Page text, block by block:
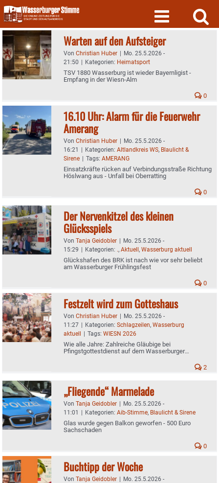
Skip
to
content
Warten auf den Aufsteiger
Von Christian Huber | Mo. 25.5.2026 -
21:50 | Kategorien: Heimatsport
TSV 1880 Wasserburg ist wieder Bayernligist -
Empfang in der Wiesn-Alm
0
16.10 Uhr: Alarm für die Feuerwehr
Amerang
Von Christian Huber | Mo. 25.5.2026 -
16:21 | Kategorien: Altlandkreis WS, Blaulicht &
Sirene | Tags: AMERANG
Einsatzkräfte rücken auf Verbindungsstraße Richtung
Höslwang aus - Unfall bei Oberratting
0
Der Nervenkitzel des kleinen
Glücksspiels
Von Tanja Geidobler | Mo. 25.5.2026 -
15:29 | Kategorien: ., Aktuell, Wasserburg aktuell
Glückshafen des BRK ist nach wie vor sehr beliebt
am Wasserburger Frühlingsfest
0
Festzelt wird zum Gotteshaus
Von Christian Huber | Mo. 25.5.2026 -
11:27 | Kategorien: Schlagzeilen, Wasserburg
aktuell | Tags: WIESN 2026
Wie alle Jahre: Zahlreiche Gläubige bei
Pfingstgottestdienst auf dem Wasserburger
2
„Fliegende“ Marmelade
Von Tanja Geidobler | Mo. 25.5.2026 -
11:01 | Kategorien: Aib-Stimme, Blaulicht & Sirene
Glas wurde gegen Balkon geworfen - 500 Euro
Sachschaden
0
Buchtipp der Woche
Von Tanja Geidobler | Mo. 25.5.2026 -